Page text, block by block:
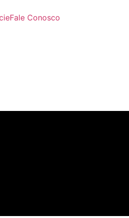
Fale Conosco